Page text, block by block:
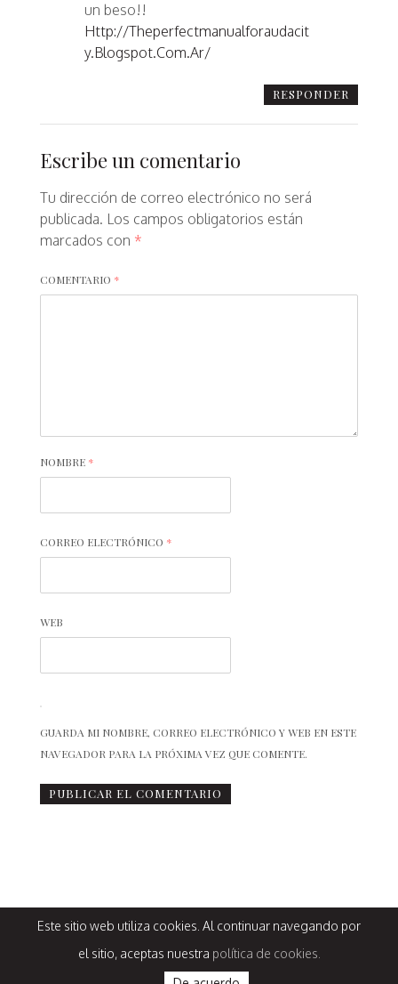
un beso!!
Http://theperfectmanualforaudacit
Y.blogspot.com.ar/
RESPONDER
Escribe un comentario
Tu dirección de correo electrónico no será
publicada. Los campos obligatorios están
marcados con *
COMENTARIO *
NOMBRE *
CORREO ELECTRÓNICO *
WEB
GUARDA MI NOMBRE, CORREO ELECTRÓNICO Y WEB EN ESTE
NAVEGADOR PARA LA PRÓXIMA VEZ QUE COMENTE.
© La chimenea de las hadas, 2012
Este sitio web utiliza cookies. Al continuar navegando por
el sitio, aceptas nuestra política de cookies.